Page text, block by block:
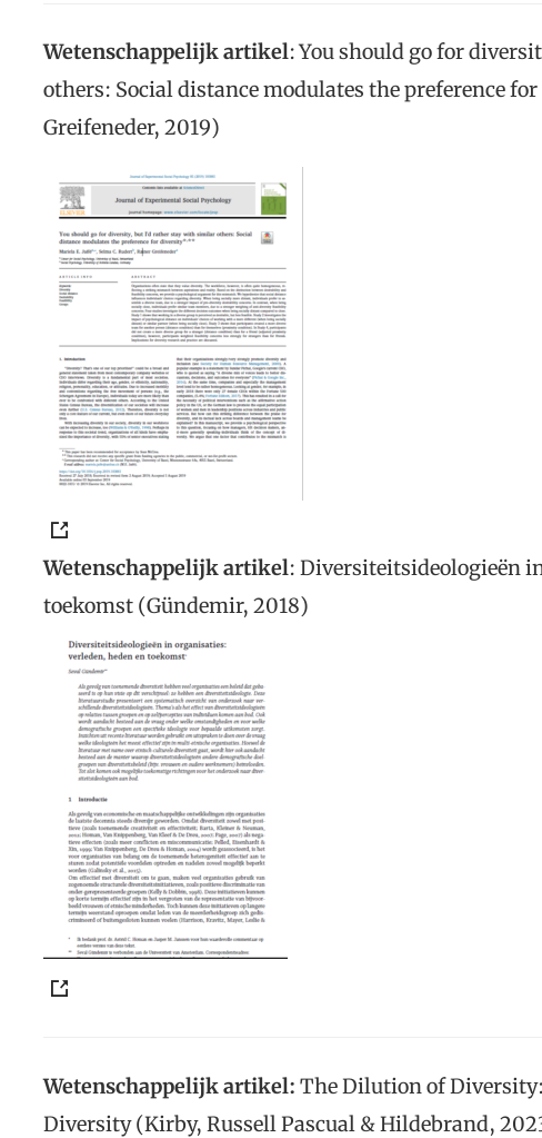
Wetenschappelijk artikel: You should go for
others: Social distance modulates the preference
Greifeneder, 2019)
Wetenschappelijk artikel: Diversiteitsideologieën
toekomst (Gündemir, 2018)
Wetenschappelijk artikel: The Dilution of
Diversity (Kirby, Russell Pascual & Hildebrand,